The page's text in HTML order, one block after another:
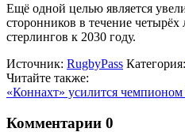
Ещё одной целью является
сторонников в течение
стерлингов к 2030 году.
Источник: RugbyPass Категория:
Читайте также:
«Коннахт» усилится
Комментарии 0